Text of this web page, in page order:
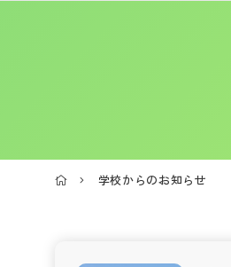
学校からのお知らせ